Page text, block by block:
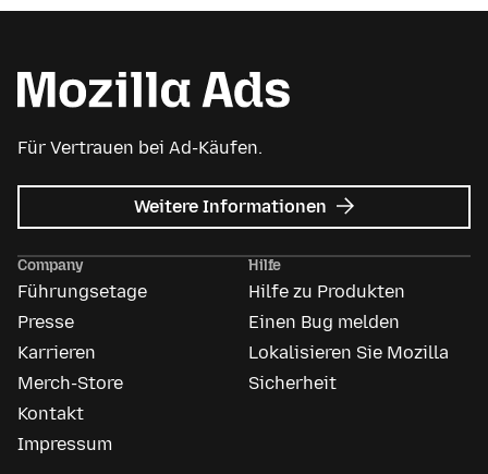
Für Vertrauen bei Ad-Käufen.
Weitere Informationen zu
Mozilla
Company
Führungsetage
Presse
Karrieren
Merch-Store
Kontakt
Impressum
Hilfe
Hilfe zu Produkten
Einen Bug melden
Lokalisieren Sie Mozilla
Sicherheit